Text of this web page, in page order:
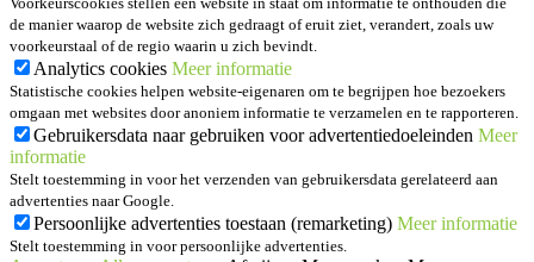
de manier waarop de website zich gedraagt of eruit ziet, verandert, zoals uw
voorkeurstaal of de regio waarin u zich bevindt.
Analytics cookies Meer informatie
Statistische cookies helpen website-eigenaren om te begrijpen hoe bezoekers
omgaan met websites door anoniem informatie te verzamelen en te rapporteren.
Gebruikersdata naar gebruiken voor advertentiedoeleinden Meer
informatie
Stelt toestemming in voor het verzenden van gebruikersdata gerelateerd aan
advertenties naar Google.
Persoonlijke advertenties toestaan (remarketing) Meer informatie
Stelt toestemming in voor persoonlijke advertenties.